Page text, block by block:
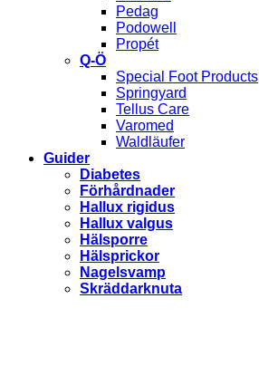
Pedag
Podowell
Propét
Q-Ö
Special Foot Products
Springyard
Tellus Care
Varomed
Waldläufer
Guider
Diabetes
Förhårdnader
Hallux rigidus
Hallux valgus
Hälsporre
Hälsprickor
Nagelsvamp
Skräddarknuta